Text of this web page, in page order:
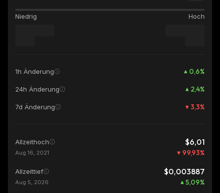
Niedrig Hoch
1h Änderung 0,6%
24h Änderung 2,4%
7d Änderung 3,3%
Allzeithoch $6,01
Aug 16, 2021 99,93%
Allzeittief $0,003887
Aug 5, 2026 5,09%